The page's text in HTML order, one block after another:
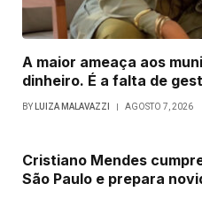
A maior ameaça aos
dinheiro. É a falta de
BY LUIZA MALAVAZZI AGOSTO 7, 2026
Cristiano Mendes
São Paulo e prepara